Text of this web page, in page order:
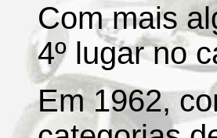
Com mais
4º lugar no
Em 1962,